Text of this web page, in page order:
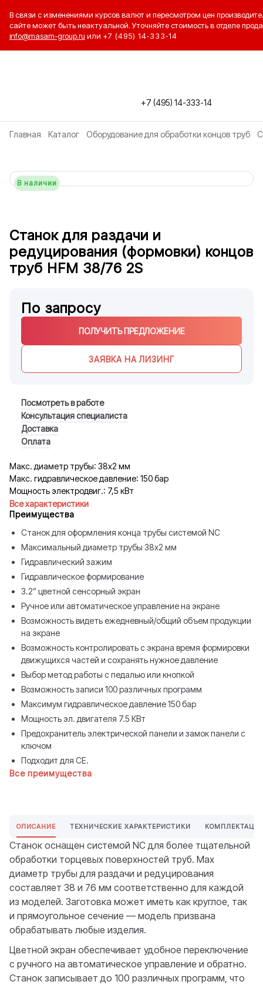
В связи с изменениями курсов валют и пересмотром цен
сайте может быть неактуальной. Уточняйте стоимость в отделе
info@masam-group.ru или +7 (495) 14‑333‑14
+7 (495) 14-333-14
Главная Каталог Оборудование для обработки концов труб
В наличии
Станок для раздачи и
редуцирования (формовки) концов
труб HFM 38/76 2S
По запросу
ПОЛУЧИТЬ ПРЕДЛОЖЕНИЕ
ЗАЯВКА НА ЛИЗИНГ
Посмотреть в работе
Консультация специалиста
Доставка
Оплата
Макс. диаметр трубы: 38х2 мм
Макс. гидравлическое давление: 150 бар
Мощность электродвиг.: 7,5 кВт
Все характеристики
Преимущества
Станок для оформления конца трубы системой NC
Максимальный диаметр трубы 38х2 мм
Гидравлический зажим
Гидравлическое формирование
3.2” цветной сенсорный экран
Ручное или автоматическое управление на экране
Возможность видеть ежедневный/общий объем продукции
на экране
Возможность контролировать с экрана время формировки
движущихся частей и сохранять нужное давление
Выбор метод работы с педалью или кнопкой
Возможность записи 100 различных программ
Максимум гидравлическое давление 150 бар
Мощность эл. двигателя 7.5 КВт
Предохранитель электрической панели и замок панели с
ключом
Подходит для CE.
Все преимущества
ОПИСАНИЕ ТЕХНИЧЕСКИЕ ХАРАКТЕРИСТИКИ
Станок оснащен системой NC для более тщательной
обработки торцевых поверхностей труб. Max
диаметр трубы для раздачи и редуцирования
составляет 38 и 76 мм соответственно для каждой
из моделей. Заготовка может иметь как круглое, так
и прямоугольное сечение — модель призвана
обрабатывать любые изделия.
Цветной экран обеспечивает удобное переключение
с ручного на автоматическое управление и обратно.
Станок записывает до 100 различных программ, что